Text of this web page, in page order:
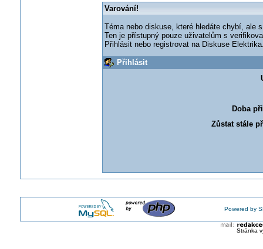
Varování!
Téma nebo diskuse, které hledáte chybí, ale
Ten je přístupný pouze uživatelům s
Přihlásit nebo registrovat na Diskuse
Přihlásit
Doba
Zůstat stále
Powered by
Stránka